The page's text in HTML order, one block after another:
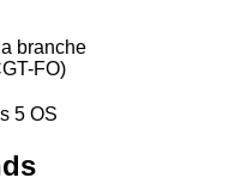
branche
FO)
5 OS